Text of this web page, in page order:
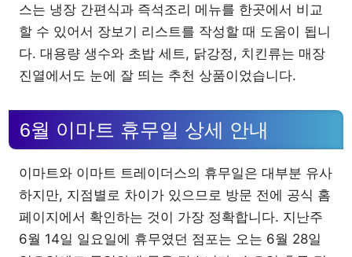
스는 냉장 간편식과 즉석조리 메뉴를 한곳에서 비교
할 수 있어서 장보기 리스트를 작성할 때 도움이 됩니
다. 대용량 생수와 초밥 세트, 닭강정, 치킨류는 매장
진열에서도 눈에 잘 띄는 추천 상품이었습니다.
6월 이마트 휴무일 상세 안내
이마트와 이마트 트레이더스의 휴무일은 대부분 유사
하지만, 지점별로 차이가 있으므로 방문 전에 공식 홈
페이지에서 확인하는 것이 가장 정확합니다. 지난주
6월 14일 일요일에 휴무였던 점포는 오는 6월 28일